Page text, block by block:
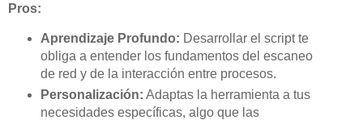
Pros:
Aprendizaje Profundo: Desarrollar el script te
obliga a entender los fundamentos del escaneo
de red y de la interacción entre procesos.
Personalización: Adaptas la herramienta a tus
necesidades específicas, algo que las